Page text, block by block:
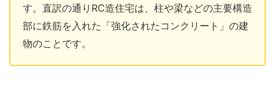
す。直訳の通りRC造住宅は、柱や梁などの主要構造
部に鉄筋を入れた「強化されたコンクリート」の建
物のことです。